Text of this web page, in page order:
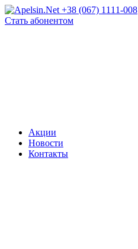
+38 (067) 1111-008
Стать абонентом
Акции
Новости
Контакты